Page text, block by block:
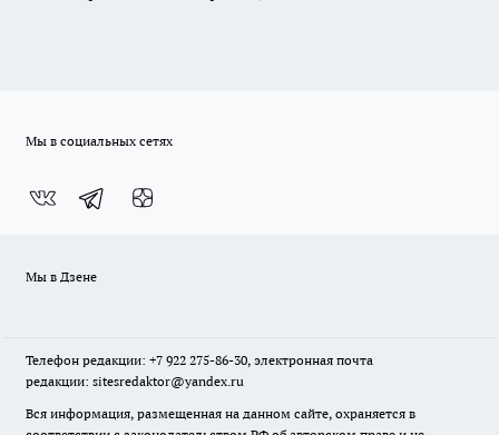
Мы в социальных сетях
Мы в Дзене
Телефон редакции: +7 922 275-86-30, электронная почта
редакции: sitesredaktor@yandex.ru
Вся информация, размещенная на данном сайте, охраняется в